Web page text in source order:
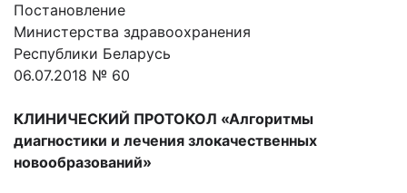
Постановление
Министерства здравоохранения
Республики Беларусь
06.07.2018 № 60
КЛИНИЧЕСКИЙ ПРОТОКОЛ «Алгоритмы
диагностики и лечения злокачественных
новообразований»